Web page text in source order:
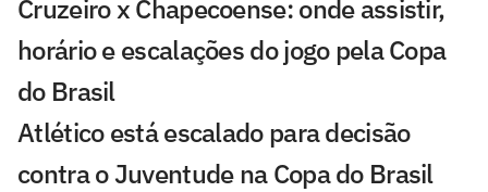
Cruzeiro x Chapecoense: onde assistir,
horário e escalações do jogo pela Copa
do Brasil
Atlético está escalado para decisão
contra o Juventude na Copa do Brasil